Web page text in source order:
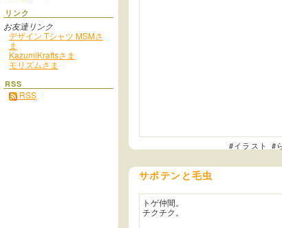
リンク
お友達リンク
デザイン Tシャツ MSMさ
ま
KazumiKraftsさま
モリズムさま
RSS
RSS
#イラスト #
サボテンと毛虫
トゲ仲間。
チクチク。